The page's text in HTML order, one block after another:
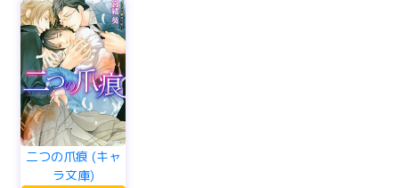
二つの爪痕 (キャ
ラ文庫)